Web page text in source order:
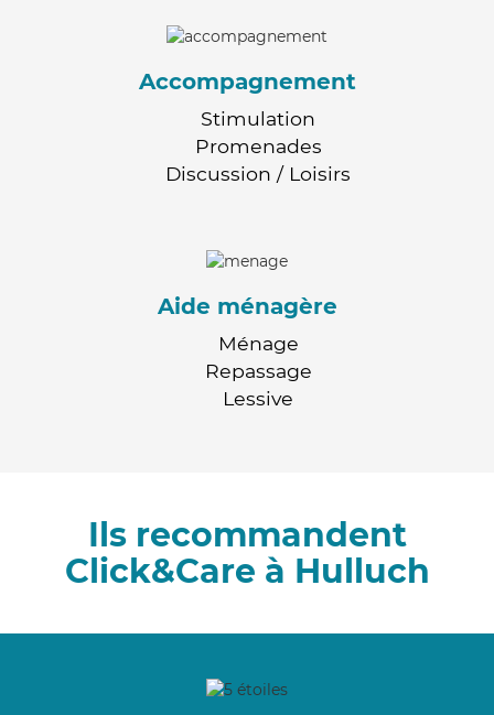
Accompagnement
Stimulation
Promenades
Discussion / Loisirs
Aide ménagère
Ménage
Repassage
Lessive
Ils recommandent
Click&Care à Hulluch